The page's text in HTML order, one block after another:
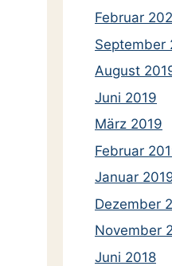
Februar
September
August
Juni 2019
März 2019
Februar
Januar
Dezember
November
Juni 2018